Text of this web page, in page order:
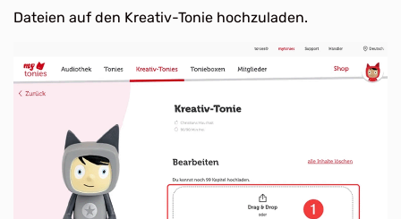
Dateien auf den Kreativ-Tonie hochzuladen.